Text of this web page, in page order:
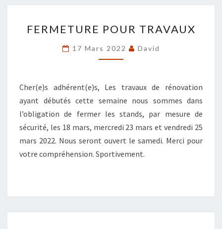
POUR
TRAVAUX
FERMETURE POUR TRAVAUX
17 Mars 2022 David
Cher(e)s adhérent(e)s, Les travaux de rénovation
ayant débutés cette semaine nous sommes dans
l’obligation de fermer les stands, par mesure de
sécurité, les 18 mars, mercredi 23 mars et vendredi 25
mars 2022. Nous seront ouvert le samedi. Merci pour
votre compréhension. Sportivement.